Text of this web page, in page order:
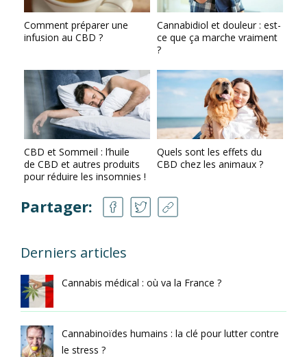
Derniers articles
Cannabis médical : où va la France ?
Cannabinoïdes humains : la clé pour lutter contre
le stress ?
Comment préparer une
infusion au CBD ?
Cannabidiol et douleur : est-
ce que ça marche vraiment
?
CBD et Sommeil : l’huile
de CBD et autres produits
pour réduire les insomnies !
Quels sont les effets du
CBD chez les animaux ?
Partager: